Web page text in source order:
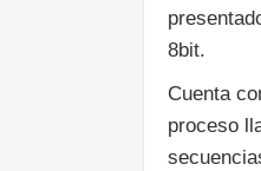
8bit.
Cuenta
proceso